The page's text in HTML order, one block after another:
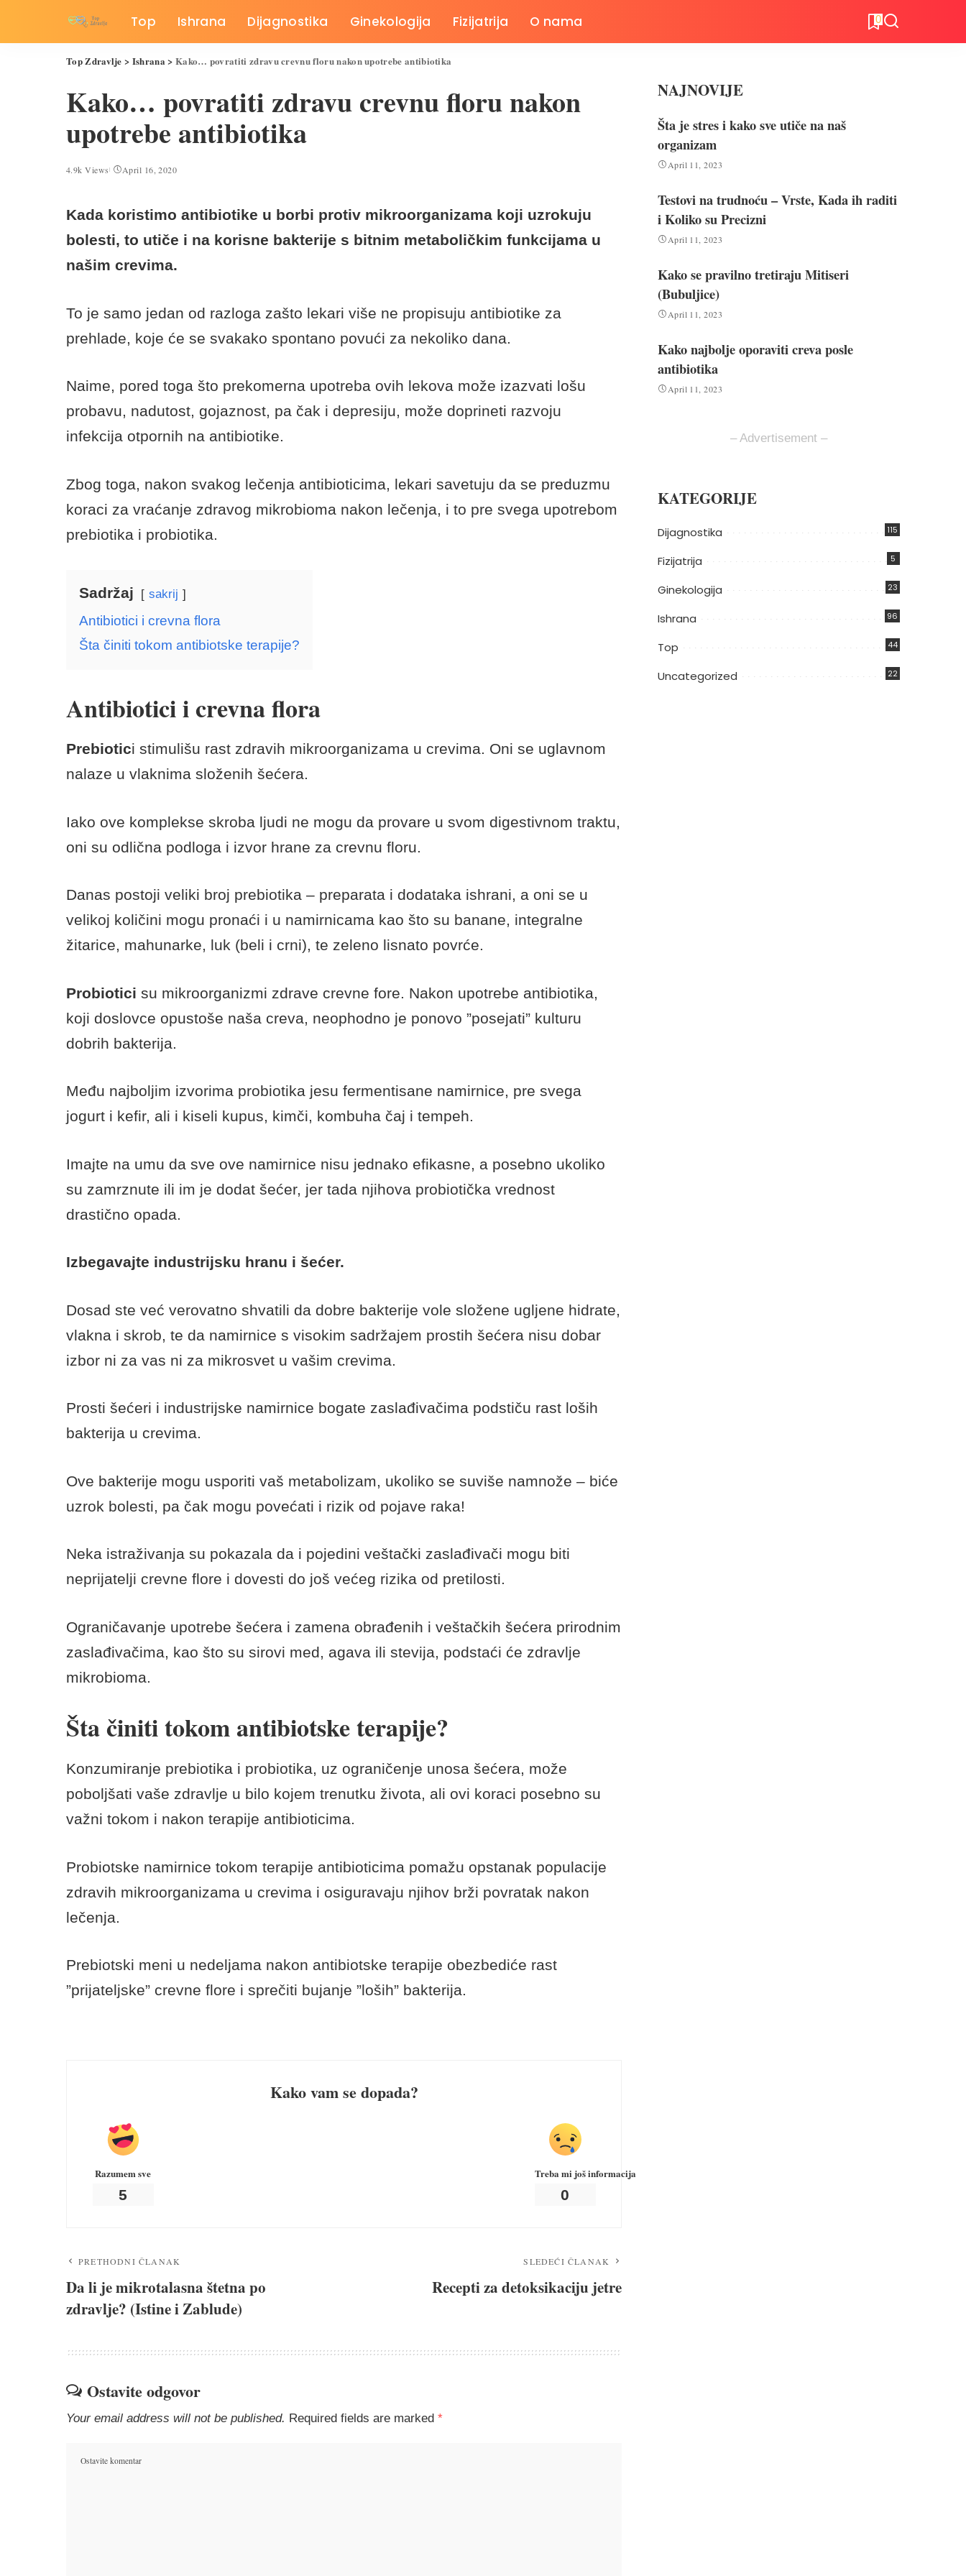
Top Ishrana Dijagnostika Ginekologija Fizijatrija O nama 0
Top Zdravlje > Ishrana > Kako… povratiti zdravu crevnu floru nakon upotrebe antibiotika
Kako… povratiti zdravu crevnu floru nakon
upotrebe antibiotika
4.9k Views April 16, 2020
Kada koristimo antibiotike u borbi protiv mikroorganizama koji uzrokuju
našim crevima.
To je samo jedan od razloga zašto lekari više ne propisuju antibiotike za
probavu, nadutost, gojaznost, pa čak i depresiju, može doprineti razvoju
Zbog toga, nakon svakog lečenja antibioticima, lekari savetuju da se preduzmu
prebiotika i probiotika.
Sadržaj sakrij
Antibiotici i crevna flora
Antibiotici i crevna flora
nalaze u vlaknima složenih šećera.
Iako ove komplekse skroba ljudi ne mogu da provare u svom digestivnom traktu,
Danas postoji veliki broj prebiotika – preparata i dodataka ishrani, a oni se u
žitarice, mahunarke, luk (beli i crni), te zeleno lisnato povrće.
Probioticisu mikroorganizmi zdrave crevne fore. Nakon upotrebe antibiotika,
dobrih bakterija.
Među najboljim izvorima probiotika jesu fermentisane namirnice, pre svega
jogurt i kefir, ali i kiseli kupus, kimči, kombuha čaj i tempeh.
su zamrznute ili im je dodat šećer, jer tada njihova probiotička vrednost
drastično opada.
Izbegavajte industrijsku hranu i šećer.
vlakna i skrob, te da namirnice s visokim sadržajem prostih šećera nisu dobar
izbor ni za vas ni za mikrosvet u vašim crevima.
Prosti šećeri i industrijske namirnice bogate zaslađivačima podstiču rast loših
bakterija u crevima.
uzrok bolesti, pa čak mogu povećati i rizik od pojave raka!
Neka istraživanja su pokazala da i pojedini veštački zaslađivači mogu biti
neprijatelji crevne flore i dovesti do još većeg rizika od pretilosti.
zaslađivačima, kao što su sirovi med, agava ili stevija, podstaći će zdravlje
mikrobioma.
Šta činiti tokom antibiotske terapije?
Konzumiranje prebiotika i probiotika, uz ograničenje unosa šećera, može
Probiotske namirnice tokom terapije antibioticima pomažu opstanak populacije
lečenja.
Prebiotski meni u nedeljama nakon antibiotske terapije obezbediće rast
Razumem sve
5
NAJNOVIJE
Šta je stres i kako sve utiče na naš
organizam
April 11, 2023
Testovi na trudnoću – Vrste, Kada ih raditi
i Koliko su Precizni
April 11, 2023
Kako se pravilno tretiraju Mitiseri
(Bubuljice)
April 11, 2023
Kako najbolje oporaviti creva posle
antibiotika
April 11, 2023
– Advertisement –
KATEGORIJE
Dijagnostika 115
Fizijatrija 5
Ginekologija 23
Ishrana 96
Top 44
Uncategorized 22